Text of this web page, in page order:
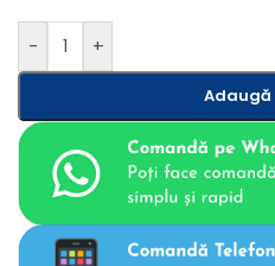
- +
Adaugă